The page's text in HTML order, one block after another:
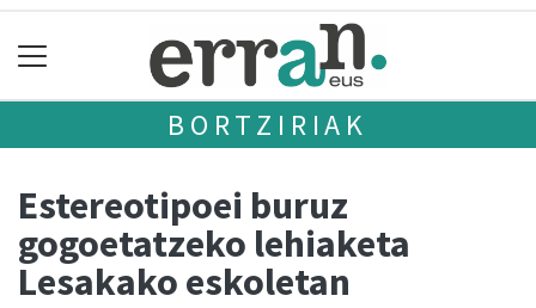
BORTZIRIAK
Estereotipoei buruz
gogoetatzeko lehiaketa
Lesakako eskoletan